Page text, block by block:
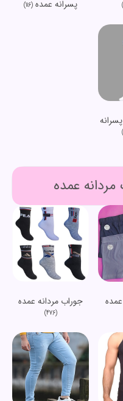
پسرانه عمده (116)
عمده
جوراب مردانه عمده
(476)